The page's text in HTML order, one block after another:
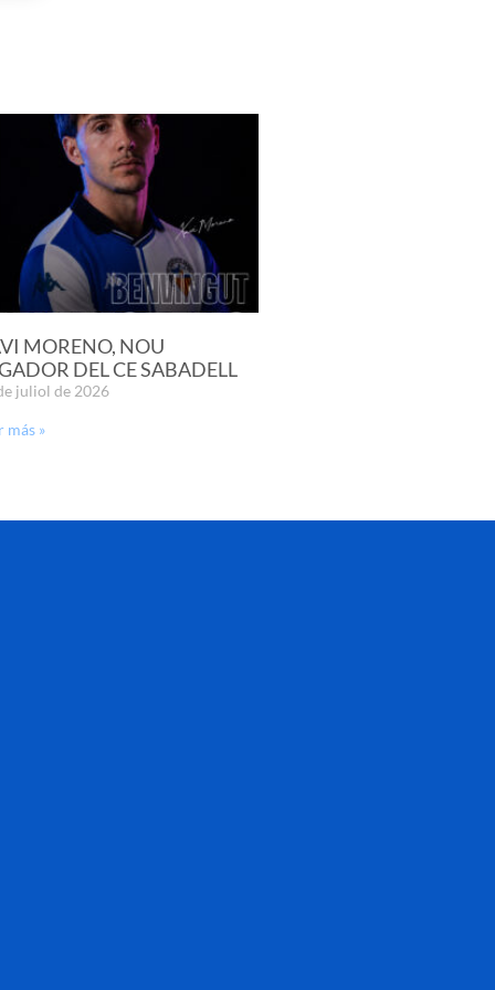
MORENO, NOU
DEL CE SABADELL
juliol de 2026
más »